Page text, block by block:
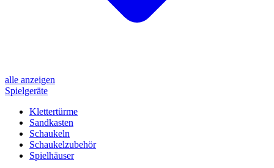
alle anzeigen
Spielgeräte
Klettertürme
Sandkasten
Schaukeln
Schaukelzubehör
Spielhäuser